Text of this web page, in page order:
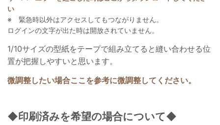
い
※ 緊急時以外はアクセスしてもつながりません。
ログインの文字が出た時は開放されていません。
1/10サイズの型紙をテープで組み立てると縫い合わせる位
置が把握しやすいと思います。
微調整したい場合ここを参考に微調整してください。
◆印刷済みを希望の場合について◆